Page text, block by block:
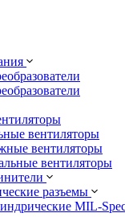
вентиляторы
вентиляторы
вентиляторы
разъемы
MIL-